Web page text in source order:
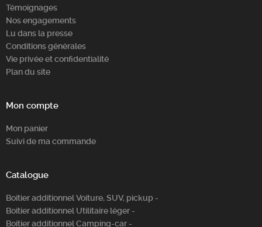
Témoignages
Nos engagements
Lu dans la presse
Conditions générales
Vie privée et confidentialité
Plan du site
Mon compte
Mon panier
Suivi de ma commande
Catalogue
Boitier additionnel Voiture, SUV, pickup -
Boitier additionnel Utilitaire léger -
Boitier additionnel Camping-car -